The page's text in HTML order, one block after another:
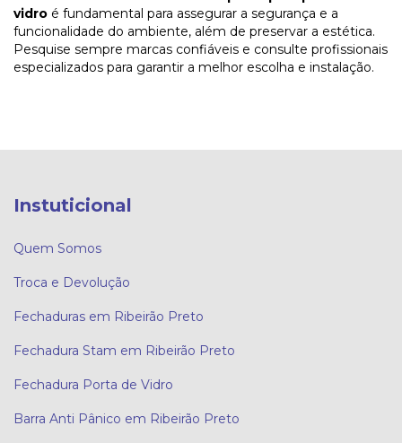
vidro é fundamental para assegurar a segurança e a
funcionalidade do ambiente, além de preservar a estética.
Pesquise sempre marcas confiáveis e consulte profissionais
especializados para garantir a melhor escolha e instalação.
Instuticional
Quem Somos
Troca e Devolução
Fechaduras em Ribeirão Preto
Fechadura Stam em Ribeirão Preto
Fechadura Porta de Vidro
Barra Anti Pânico em Ribeirão Preto